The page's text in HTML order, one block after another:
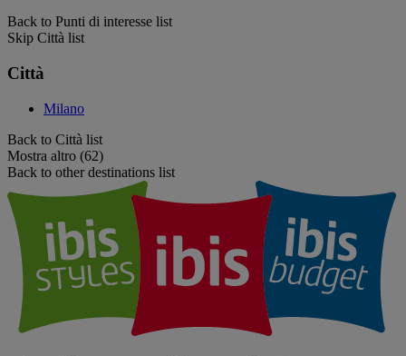
Back to Punti di interesse list
Skip Città list
Città
Milano
Back to Città list
Mostra altro (62)
Back to other destinations list